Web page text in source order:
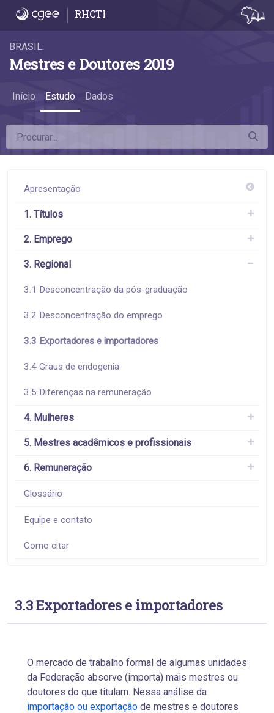
3.3 Exportadores e importadores - 3.3
RHCTI
BRASIL:
Mestres e Doutores 2019
Início Estudo Dados
Apresentação
1. Títulos
2. Emprego
3. Regional
3.1 Desconcentração da pós-graduação
3.2 Desconcentração do emprego
3.3 Exportadores e importadores
3.4 Graus de endogenia
3.5 Diferenças na remuneração
4. Mulheres
5. Mestres acadêmicos e profissionais
6. Remuneração
Glossário
Equipe e contato
Como citar
3.3 Exportadores e importadores
O mercado de trabalho formal de algumas unidades
da Federação absorve (importa) mais mestres ou
doutores do que titulam. Nessa análise da
importação ou exportação de mestres e doutores